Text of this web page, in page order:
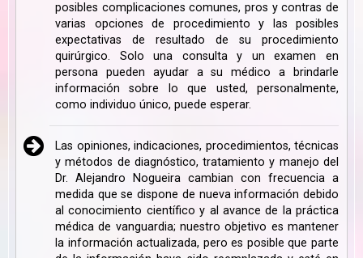
posibles complicaciones comunes, pros y contras de
varias opciones de procedimiento y las posibles
expectativas de resultado de su procedimiento
quirúrgico. Solo una consulta y un examen en
persona pueden ayudar a su médico a brindarle
información sobre lo que usted, personalmente,
como individuo único, puede esperar.
Las opiniones, indicaciones, procedimientos, técnicas
y métodos de diagnóstico, tratamiento y manejo del
Dr. Alejandro Nogueira cambian con frecuencia a
medida que se dispone de nueva información debido
al conocimiento científico y al avance de la práctica
médica de vanguardia; nuestro objetivo es mantener
la información actualizada, pero es posible que parte